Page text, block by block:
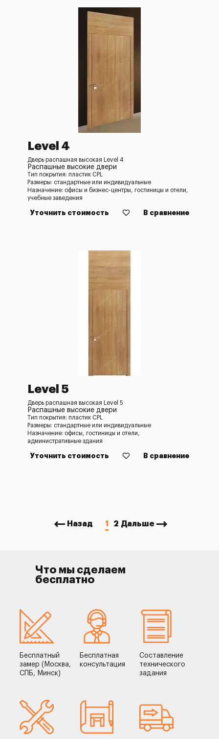
Level 4
Дверь распашная высокая Level 4
Распашные высокие двери
Тип покрытия: пластик CPL
Размеры: стандартные или индивидуальные
Назначение: офисы и бизнес-центры, гостиницы и отели,
учебные заведения
Уточнить стоимость В сравнение
Level 5
Дверь распашная высокая Level 5
Распашные высокие двери
Тип покрытия: пластик CPL
Размеры: стандартные или индивидуальные
Назначение: офисы, гостиницы и отели,
административные здания
Уточнить стоимость В сравнение
Назад 1 2 Дальше
Что мы сделаем
бесплатно
Бесплатный
замер (Москва,
СПБ, Минск)
Бесплатная
консультация
Составление
технического
задания